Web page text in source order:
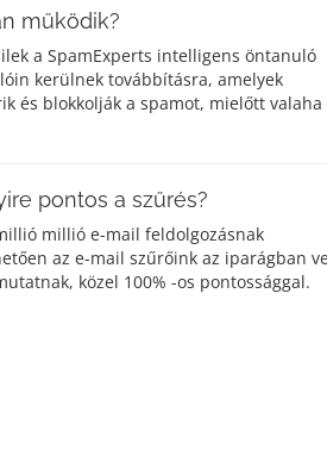
működik?
a SpamExperts intelligens öntanuló
kerülnek továbbításra, amelyek
és blokkolják a spamot, mielőtt valaha
pontos a szűrés?
millió e-mail feldolgozásnak
az e-mail szűrőink az iparágban
közel 100% -os pontossággal.